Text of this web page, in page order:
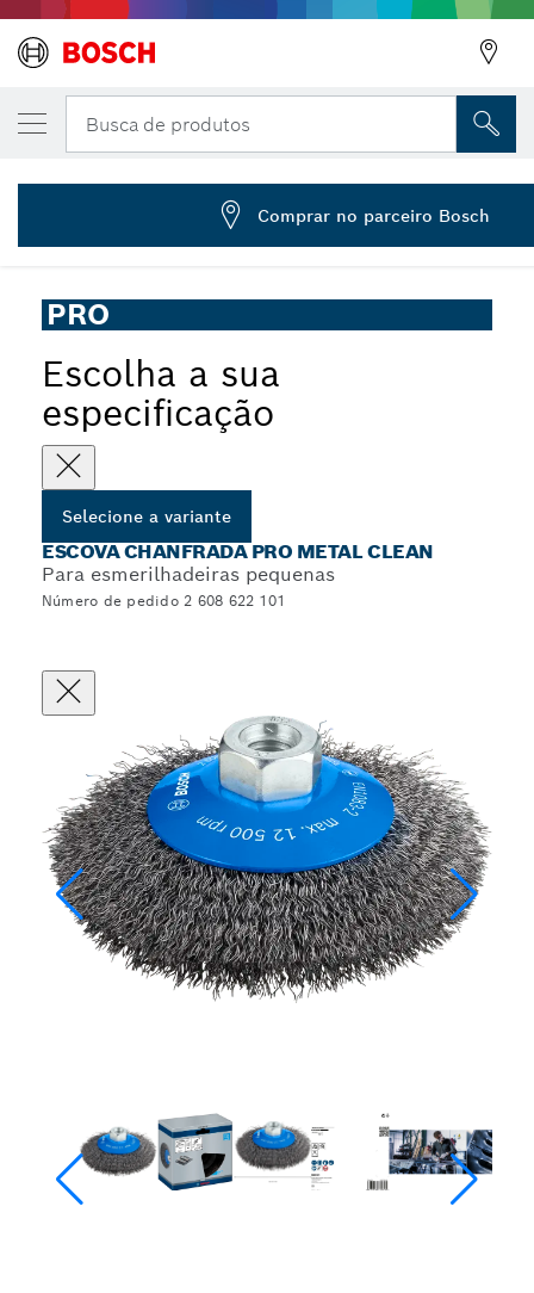
Busca de produtos
...
Escova de fio ondulado PRO Metal Clean para
esmerilhadeiras pequenas, rosca M14
PRO
Escolha a sua
especificação
Selecione a variante
ESCOVA CHANFRADA PRO METAL CLEAN
Para esmerilhadeiras pequenas
Número de pedido 2 608 622 101
VARIAÇÃO SELECIONADA
Escova chanfrada PRO Metal clean, 115 x
2 608 622 101
Comprar no parceiro Bosch